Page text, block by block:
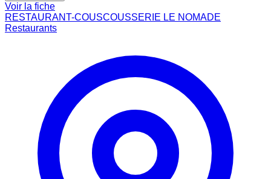
Voir la fiche
RESTAURANT-COUSCOUSSERIE LE NOMADE
Restaurants